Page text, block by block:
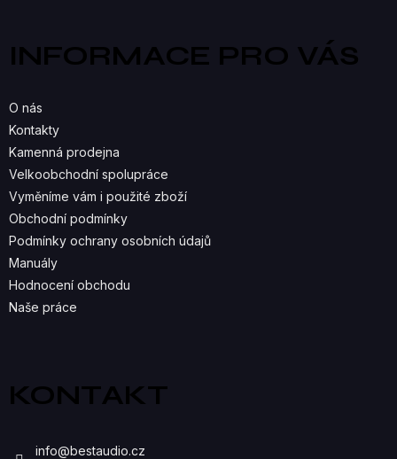
INFORMACE PRO VÁS
O nás
Kontakty
Kamenná prodejna
Velkoobchodní spolupráce
Vyměníme vám i použité zboží
Obchodní podmínky
Podmínky ochrany osobních údajů
Manuály
Hodnocení obchodu
Naše práce
KONTAKT
info@bestaudio.cz